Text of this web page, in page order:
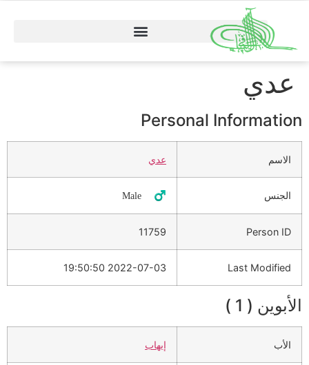
عدي
Personal Information
الاسم عدي
الجنس ♂️ Male
Person ID
11759
Last Modified
2022-07-03 19:50:50
الأبوين ( 1 )
الأب إيهاب